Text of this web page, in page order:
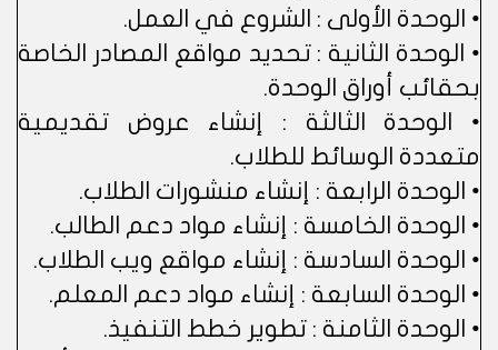
• الوحدة الأولى : الشروع في العمل.
• الوحدة الثانية : تحديد مواقع المصادر الخاصة
بحقائب أوراق الوحدة.
• الوحدة الثالثة : إنشاء عروض تقديمية
متعددة الوسائط للطلاب.
• الوحدة الرابعة : إنشاء منشورات الطلاب.
• الوحدة الخامسة : إنشاء مواد دعم الطالب.
• الوحدة السادسة : إنشاء مواقع ويب الطلاب.
• الوحدة السابعة : إنشاء مواد دعم المعلم.
• الوحدة الثامنة : تطوير خطط التنفيذ.